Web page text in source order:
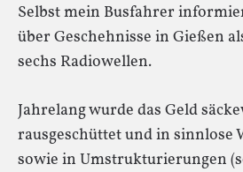
Selbst mein Busfahrer
über Geschehnisse in Gießen
sechs Radiowellen.
Jahrelang wurde das Geld
rausgeschüttet und in sinnlose
sowie in Umstrukturierungen